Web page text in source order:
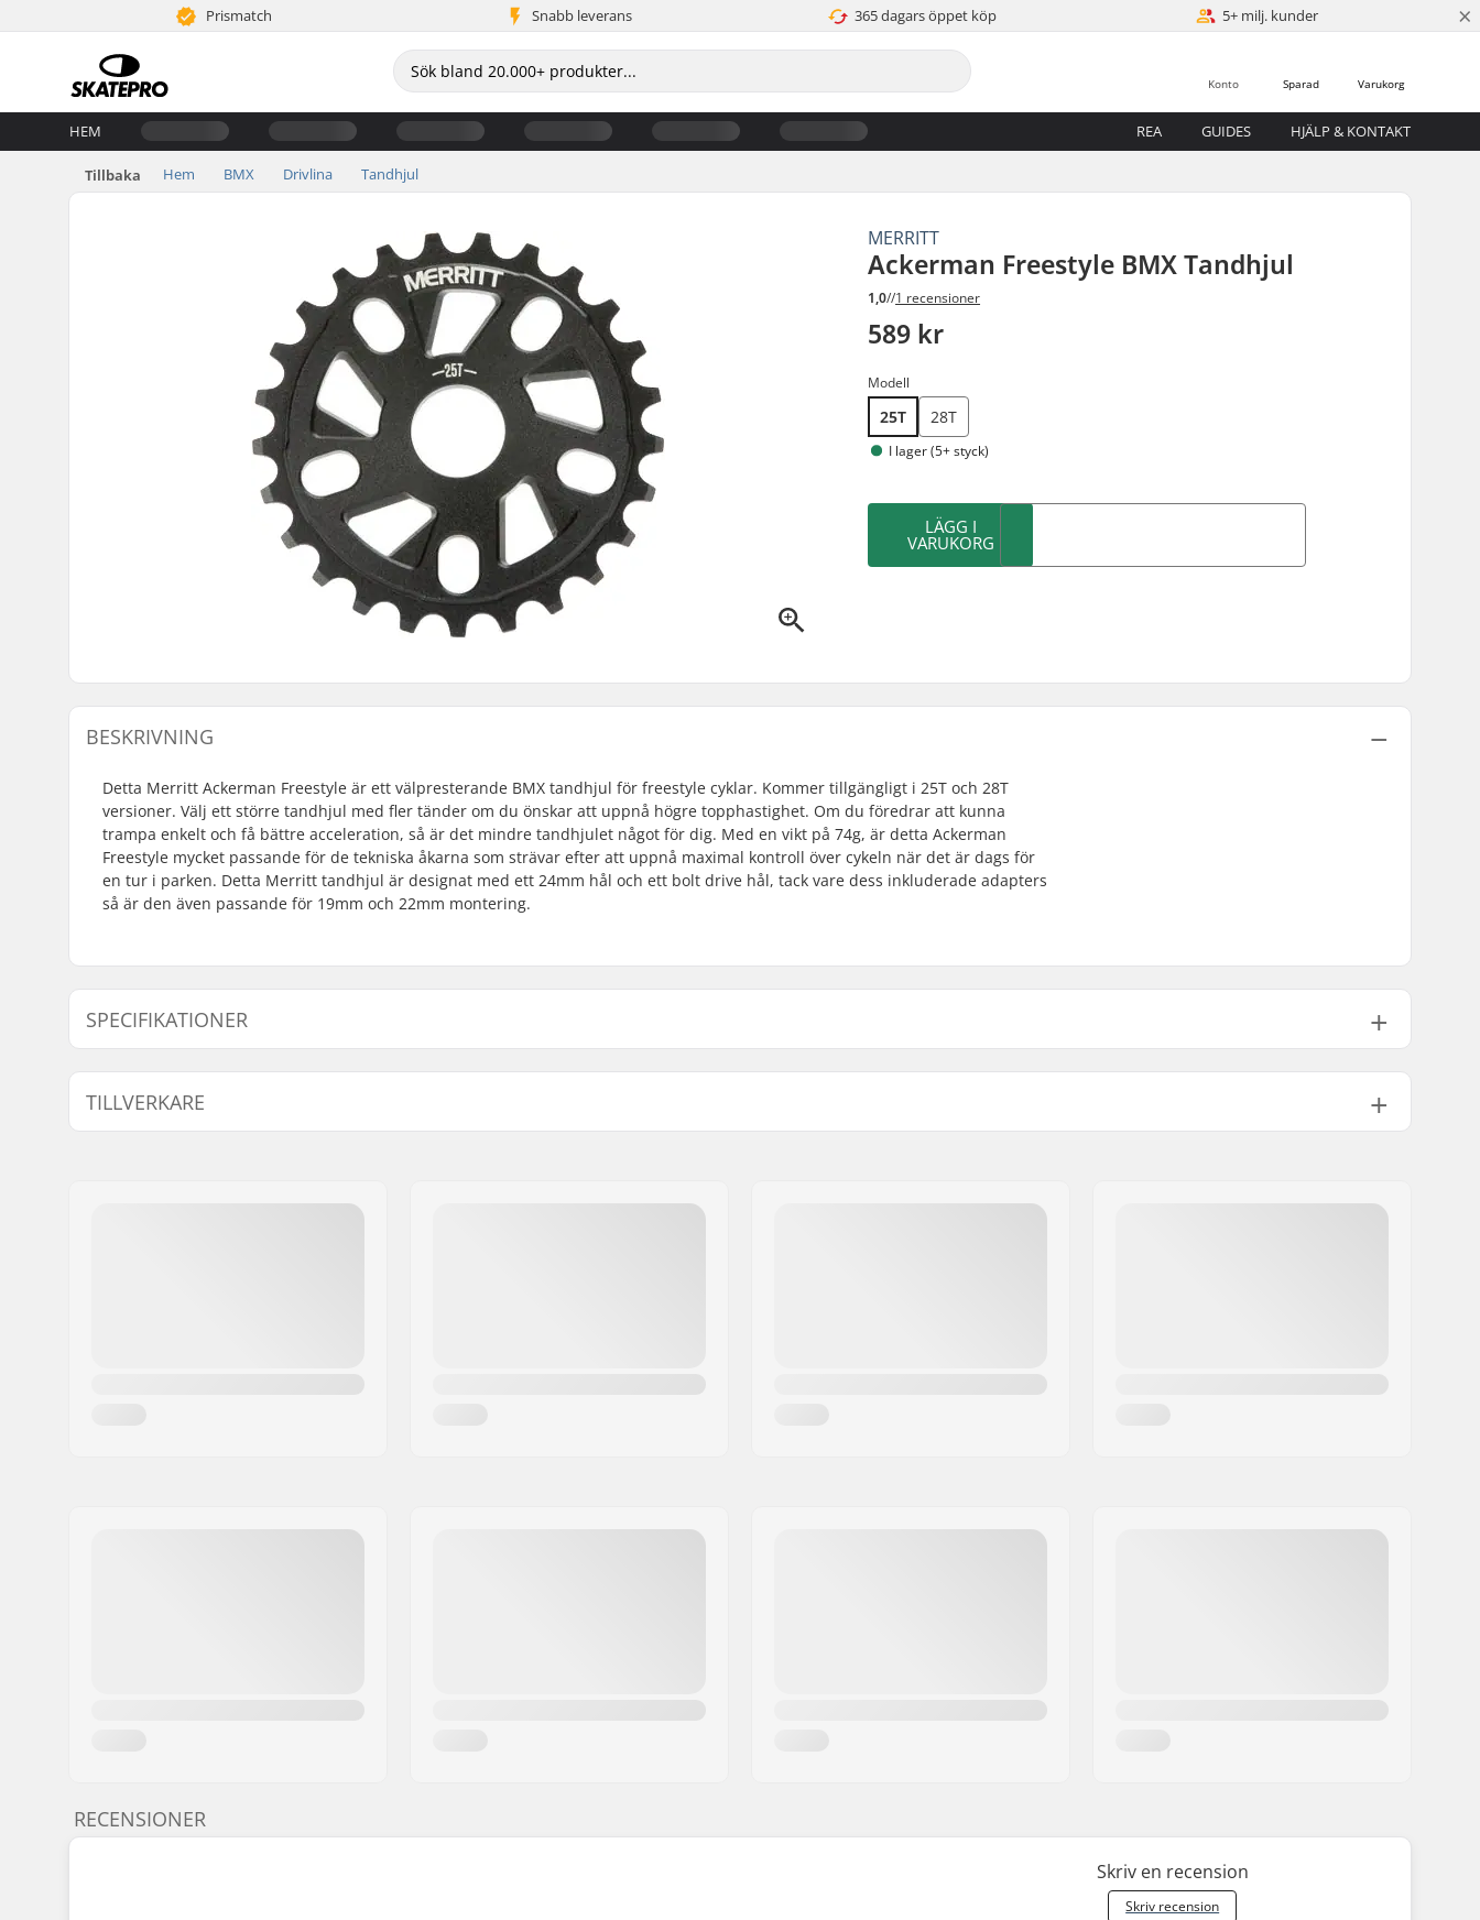
Prismatch Snabb leverans 365 dagars öppet köp 5+ milj. kunder ×
Varukorg
Sparad
Konto
HEM REA GUIDES HJÄLP & KONTAKT
Tillbaka Hem BMX Drivlina Tandhjul
MERRITT
Ackerman Freestyle BMX Tandhjul
1,0//1 recensioner
589 kr
Modell
25T 28T
I lager (5+ styck)
LÄGG I
VARUKORG
BESKRIVNING
Detta Merritt Ackerman Freestyle är ett välpresterande BMX tandhjul för freestyle cyklar. Kommer tillgängligt i 25T och 28T
versioner. Välj ett större tandhjul med fler tänder om du önskar att uppnå högre topphastighet. Om du föredrar att kunna
trampa enkelt och få bättre acceleration, så är det mindre tandhjulet något för dig. Med en vikt på 74g, är detta Ackerman
Freestyle mycket passande för de tekniska åkarna som strävar efter att uppnå maximal kontroll över cykeln när det är dags för
en tur i parken. Detta Merritt tandhjul är designat med ett 24mm hål och ett bolt drive hål, tack vare dess inkluderade adapters
så är den även passande för 19mm och 22mm montering.
SPECIFIKATIONER
Antal tänder:
25T, 28T
Kugghjuls montering:
Vikt:
74g
TILLVERKARE
RECENSIONER
Skriv en recension
Skriv recension